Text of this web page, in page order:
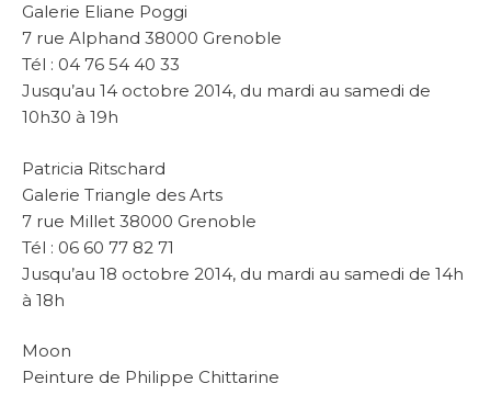
Galerie Eliane Poggi
7 rue Alphand 38000 Grenoble
Tél : 04 76 54 40 33
Jusqu’au 14 octobre 2014, du mardi au samedi de
10h30 à 19h
Patricia Ritschard
Galerie Triangle des Arts
7 rue Millet 38000 Grenoble
Tél : 06 60 77 82 71
Jusqu’au 18 octobre 2014, du mardi au samedi de 14h
à 18h
Moon
Peinture de Philippe Chittarine